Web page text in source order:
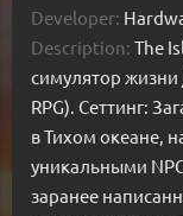
Developer:
Description: The
симулятор жизни
RPG). Сеттинг:
в Тихом океане,
уникальными
заранее